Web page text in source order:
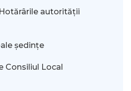
autorității
ședințe
Consiliul Local